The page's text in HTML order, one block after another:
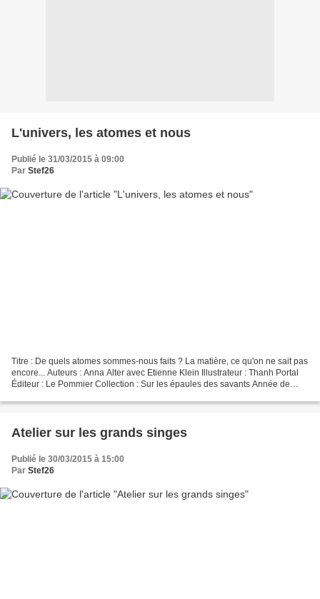
L'univers, les atomes et nous
Publié le 31/03/2015 à 09:00
Par Stef26
Titre : De quels atomes sommes-nous faits ? La matière, ce qu'on ne sait pas
encore... Auteurs : Anna Alter avec Etienne Klein Illustrateur : Thanh Portal
Éditeur : Le Pommier Collection : Sur les épaules des savants Année de
Atelier sur les grands singes
Publié le 30/03/2015 à 15:00
Par Stef26